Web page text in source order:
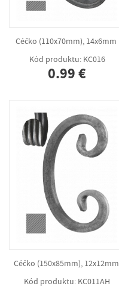
Céčko (110x70mm), 14x6mm
Kód produktu: KC016
0.99 €
Céčko (150x85mm), 12x12mm
Kód produktu: KC011AH